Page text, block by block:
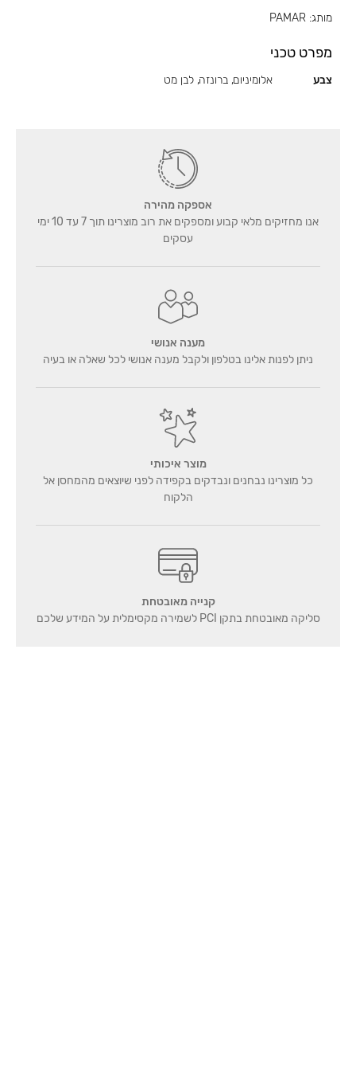
מותג: PAMAR
מפרט טכני
צבע אלומיניום, ברונזה, לבן מט
אספקה מהירה
אנו מחזיקים מלאי קבוע ומספקים את רוב מוצרינו תוך 7 עד 10 ימי
עסקים
מענה אנושי
ניתן לפנות אלינו בטלפון ולקבל מענה אנושי לכל שאלה או בעיה
מוצר איכותי
כל מוצרינו נבחנים ונבדקים בקפידה לפני שיוצאים מהמחסן אל
הלקוח
קנייה מאובטחת
סליקה מאובטחת בתקן PCI לשמירה מקסימלית על המידע שלכם